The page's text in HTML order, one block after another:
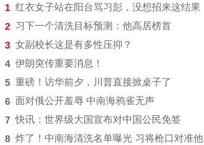
1 红衣女子站在阳台骂习彭，没想招来这结果
2 习下一个清洗目标预测：他高居榜首
3 女副校长这是有多性压抑？
4 伊朗突传重要消息！
5 重磅！访华前夕，川普直接掀桌子了
6 面对俄公开羞辱 中南海鸦雀无声
7 快讯：世界级大国宣布对中国公民免签
8 炸了！中南海清洗名单曝光 习将枪口对准他